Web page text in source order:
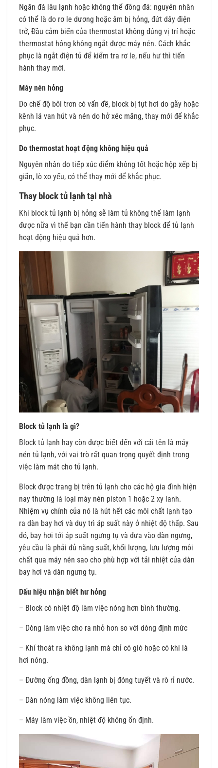
Ngăn đá lâu lạnh hoặc không thể đông đá: nguyên nhân
có thể là do rơ le dương hoặc âm bị hỏng, đứt dây điện
trở, Đầu cảm biến của thermostat không đúng vị trí hoặc
thermostat hỏng không ngắt được máy nén. Cách khắc
phục là ngắt điện tủ để kiểm tra rơ le, nếu hư thì tiến
hành thay mới.
Máy nén hỏng
Do chế độ bôi trơn có vấn đề, block bị tụt hơi do gãy hoặc
kênh lá van hút và nén do hở xéc măng, thay mới để khắc
phục.
Do thermostat hoạt động không hiệu quả
Nguyên nhân do tiếp xúc điểm không tốt hoặc hộp xếp bị
giãn, lò xo yếu, có thể thay mới để khắc phục.
Thay block tủ lạnh tại nhà
Khi block tủ lạnh bị hỏng sẽ làm tủ không thể làm lạnh
được nữa vì thế bạn cần tiến hành thay block để tủ lạnh
hoạt động hiệu quả hơn.
Block tủ lạnh là gì?
Block tủ lạnh hay còn được biết đến với cái tên là máy
nén tủ lạnh, với vai trò rất quan trọng quyết định trong
việc làm mát cho tủ lạnh.
Block được trang bị trên tủ lạnh cho các hộ gia đình hiện
nay thường là loại máy nén piston 1 hoặc 2 xy lanh.
Nhiệm vụ chính của nó là hút hết các môi chất lạnh tạo
ra dàn bay hơi và duy trì áp suất này ở nhiệt độ thấp. Sau
đó, bay hơi tới áp suất ngưng tụ và đưa vào dàn ngưng,
yêu cầu là phải đủ năng suất, khối lượng, lưu lượng môi
chất qua máy nén sao cho phù hợp với tải nhiệt của dàn
bay hơi và dàn ngưng tụ.
Dấu hiệu nhận biết hư hỏng
– Block có nhiệt độ làm việc nóng hơn bình thường.
– Dòng làm việc cho ra nhỏ hơn so với dòng định mức
– Khí thoát ra không lạnh mà chỉ có gió hoặc có khi là
hơi nóng.
– Đường ống đồng, dàn lạnh bị đóng tuyết và rò rỉ nước.
– Dàn nóng làm việc không liên tục.
– Máy làm việc ồn, nhiệt độ không ổn định.